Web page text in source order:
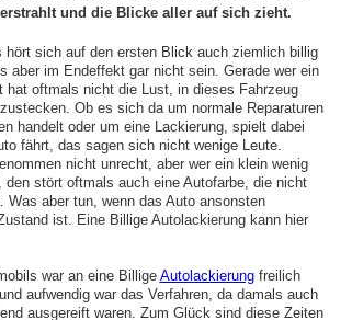
und die Blicke aller auf sich zieht.
hört sich auf den ersten Blick auch ziemlich billig
aber im Endeffekt gar nicht sein. Gerade wer ein
hat oftmals nicht die Lust, in dieses Fahrzeug
Ob es sich da um normale Reparaturen
handelt oder um eine Lackierung, spielt dabei
fährt, das sagen sich nicht wenige Leute.
nicht unrecht, aber wer ein klein wenig
stört oftmals auch eine Autofarbe, die nicht
Was aber tun, wenn das Auto ansonsten
ist. Eine Billige Autolackierung kann hier
war an eine BilligeAutolackierungfreilich
aufwendig war das Verfahren, da damals auch
ausgereift waren. Zum Glück sind diese Zeiten